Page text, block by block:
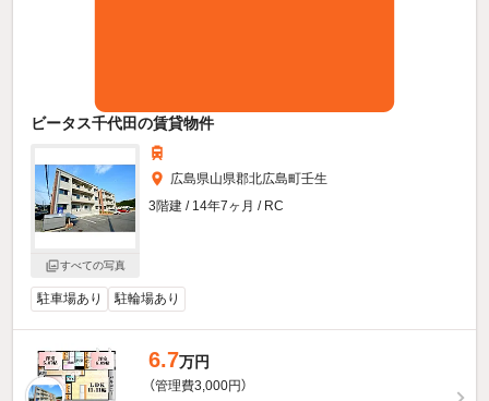
ビータス千代田の賃貸物件
すべての写真
広島県山県郡北広島町壬生
3階建 / 14年7ヶ月 / RC
駐車場あり 駐輪場あり
6.7万円
（管理費3,000円）